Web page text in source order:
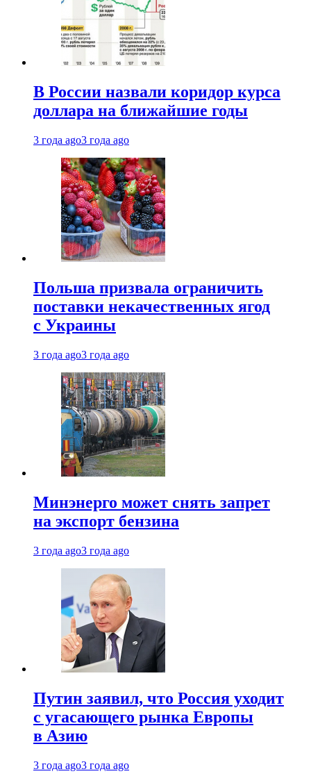
В России назвали коридор курса
доллара на ближайшие годы
3 года ago3 года ago
Польша призвала ограничить
поставки некачественных ягод
с Украины
3 года ago3 года ago
Минэнерго может снять запрет
на экспорт бензина
3 года ago3 года ago
Путин заявил, что Россия уходит
с угасающего рынка Европы
в Азию
3 года ago3 года ago